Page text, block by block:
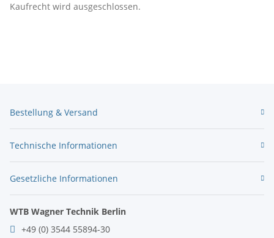
Kaufrecht wird ausgeschlossen.
Bestellung & Versand
Technische Informationen
Gesetzliche Informationen
WTB Wagner Technik Berlin
+49 (0) 3544 55894-30